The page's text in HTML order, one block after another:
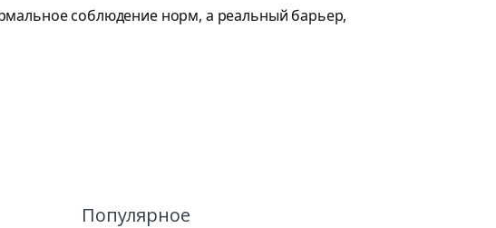
соблюдение норм, а реальный барьер,
Популярное